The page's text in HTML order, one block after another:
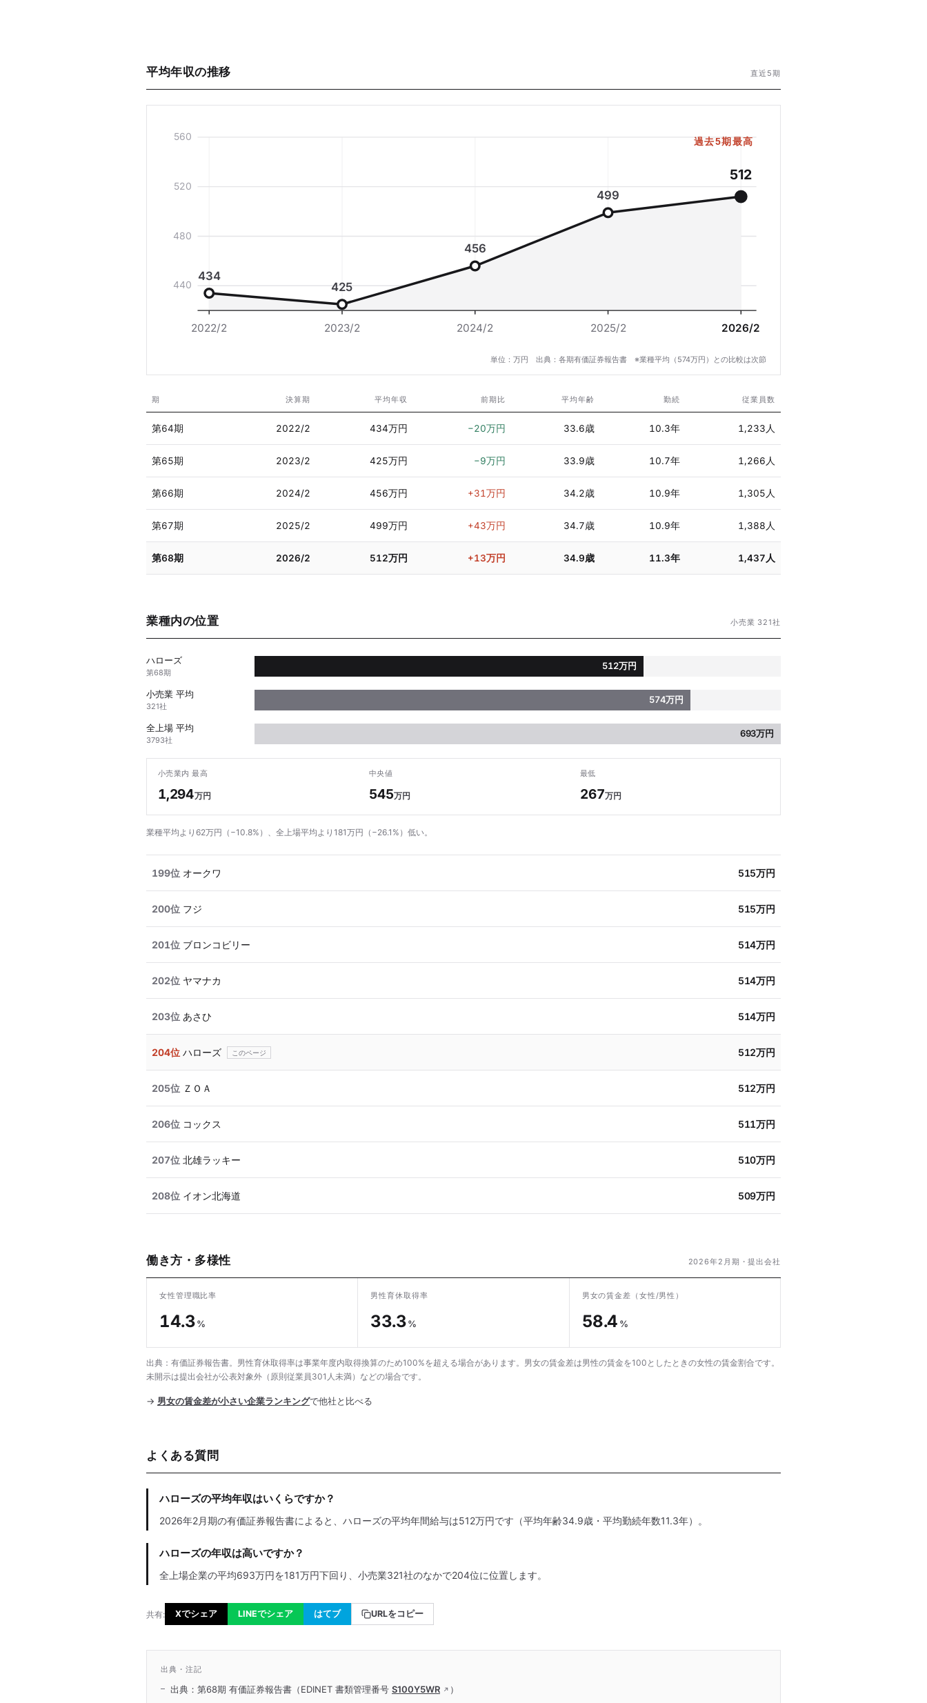
平均年収の推移 直近5期
560
520
480
440
434
425
456
499
512
過去5期最高
2022/2 2023/2 2024/2 2025/2 2026/2
単位：万円 出典：各期有価証券報告書 ※業種平均（574万円）との比較は次節
期 決算期 平均年収 前期比 平均年齢 勤続 従業員数
第64期 2022/2 434万円 −20万円 33.6歳 10.3年 1,233人
第65期 2023/2 425万円 −9万円 33.9歳 10.7年 1,266人
第66期 2024/2 456万円 +31万円 34.2歳 10.9年 1,305人
第67期 2025/2 499万円 +43万円 34.7歳 10.9年 1,388人
第68期 2026/2 512万円 +13万円 34.9歳 11.3年 1,437人
業種内の位置 小売業 321社
ハローズ
第68期
512万円
小売業 平均
321社
574万円
全上場 平均
3793社
693万円
小売業内 最高
1,294万円
中央値
545万円
最低
267万円
業種平均より62万円（−10.8%）、全上場平均より181万円（−26.1%）低い。
199位 オークワ 515万円
200位 フジ 515万円
201位 ブロンコビリー 514万円
202位 ヤマナカ 514万円
203位 あさひ 514万円
204位 ハローズ 512万円
205位 ＺＯＡ 512万円
206位 コックス 511万円
207位 北雄ラッキー 510万円
208位 イオン北海道 509万円
働き方・多様性 2026年2月期・提出会社
女性管理職比率
14.3%
男性育休取得率
33.3%
男女の賃金差 （女性/男性）
58.4 %
出典：有価証券報告書。男性育休取得率は事業年度内取得換算のため100%を超える場合があります。男女の賃金差は男性の賃金を100としたときの女性の賃金割合です。
未開示は提出会社が公表対象外（原則従業員301人未満）などの場合です。
→ 男女の賃金差が小さい企業ランキングで他社と比べる
よくある質問
ハローズの平均年収はいくらですか？
2026年2月期の有価証券報告書によると、ハローズの平均年間給与は512万円です（平均年齢34.9歳・平均勤続年数11.3年）。
ハローズの年収は高いですか？
全上場企業の平均693万円を181万円下回り、小売業321社のなかで204位に位置します。
共有: Xでシェア LINEでシェア はてブ URLをコピー
出典・注記
出典：第68期 有価証券報告書（EDINET 書類管理番号 S100Y5WR ）